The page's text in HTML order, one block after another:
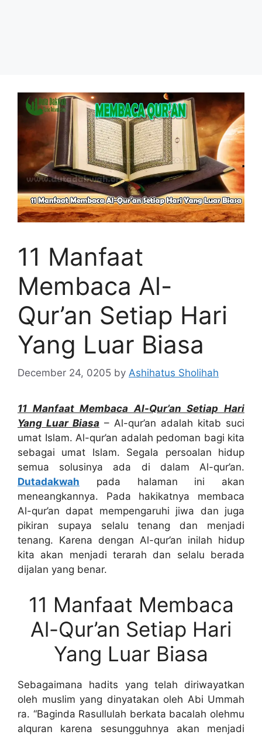
11 Manfaat
Membaca Al-
Qur’an Setiap Hari
Yang Luar Biasa
December 24, 0205 by Ashihatus Sholihah
11 Manfaat Membaca Al-Qur’an Setiap Hari
Yang Luar Biasa – Al-qur’an adalah kitab suci
umat Islam. Al-qur’an adalah pedoman bagi kita
sebagai umat Islam. Segala persoalan hidup
semua solusinya ada di dalam Al-qur’an.
Dutadakwah pada halaman ini akan
meneangkannya. Pada hakikatnya membaca
Al-qur’an dapat mempengaruhi jiwa dan juga
pikiran supaya selalu tenang dan menjadi
tenang. Karena dengan Al-qur’an inilah hidup
kita akan menjadi terarah dan selalu berada
dijalan yang benar.
11 Manfaat Membaca
Al-Qur’an Setiap Hari
Yang Luar Biasa
Sebagaimana hadits yang telah diriwayatkan
oleh muslim yang dinyatakan oleh Abi Ummah
ra. “Baginda Rasullulah berkata bacalah olehmu
alquran karena sesungguhnya akan menjadi